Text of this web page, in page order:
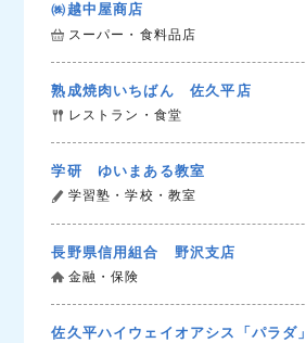
㈱越中屋商店
スーパー・食料品店
熟成焼肉いちばん 佐久平店
レストラン・食堂
学研 ゆいまある教室
学習塾・学校・教室
長野県信用組合 野沢支店
金融・保険
佐久平ハイウェイオアシス「パラダ」